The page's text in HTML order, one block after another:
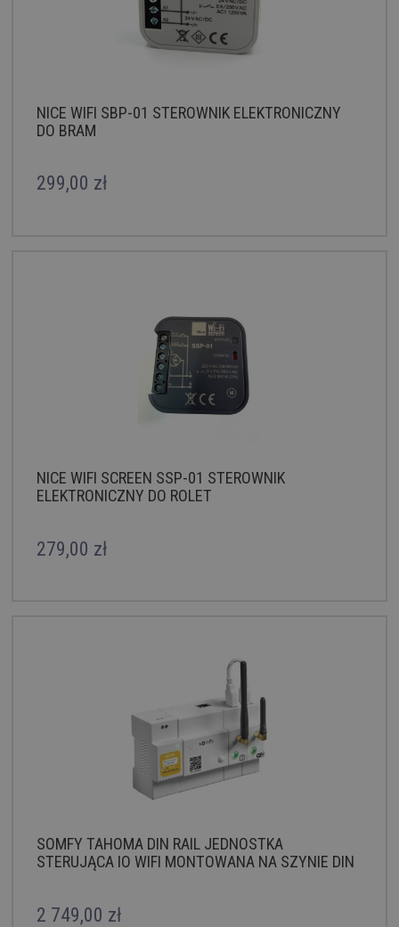
NICE WIFI SBP-01 STEROWNIK ELEKTRONICZNY
DO BRAM
299,00 zł
NICE WIFI SCREEN SSP-01 STEROWNIK
ELEKTRONICZNY DO ROLET
279,00 zł
SOMFY TAHOMA DIN RAIL JEDNOSTKA
STERUJĄCA IO WIFI MONTOWANA NA SZYNIE DIN
2 749,00 zł